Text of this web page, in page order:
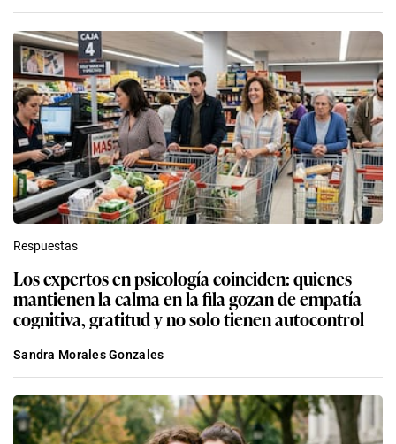
Respuestas
Los expertos en psicología coinciden: quienes
mantienen la calma en la fila gozan de empatía
cognitiva, gratitud y no solo tienen autocontrol
Sandra Morales Gonzales